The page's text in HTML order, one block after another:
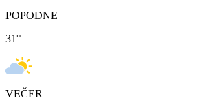
POPODNE
31°
VEČER